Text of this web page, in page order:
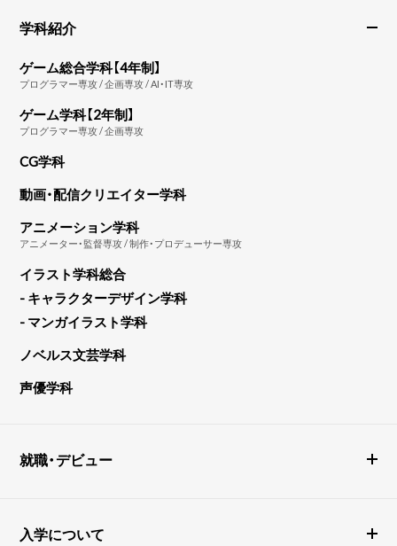
学科紹介
ゲーム総合学科【4年制】
プログラマー専攻 / 企画専攻 / AI・IT専攻
ゲーム学科【2年制】
プログラマー専攻 / 企画専攻
CG学科
動画・配信クリエイター学科
アニメーション学科
アニメーター・監督専攻 / 制作・プロデューサー専攻
イラスト学科総合
- キャラクターデザイン学科
- マンガイラスト学科
ノベルス文芸学科
声優学科
就職・デビュー
入学について